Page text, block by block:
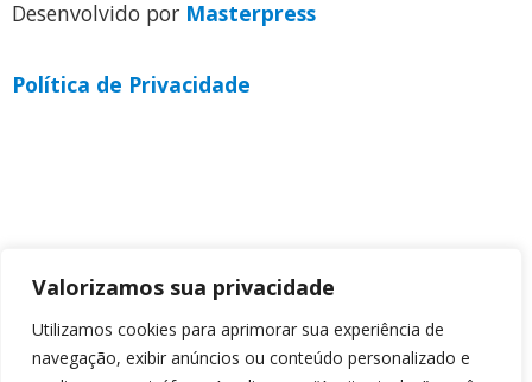
Valorizamos sua privacidade
Utilizamos cookies para aprimorar sua experiência de
navegação, exibir anúncios ou conteúdo personalizado e
Desenvolvido por Masterpress
Política de Privacidade